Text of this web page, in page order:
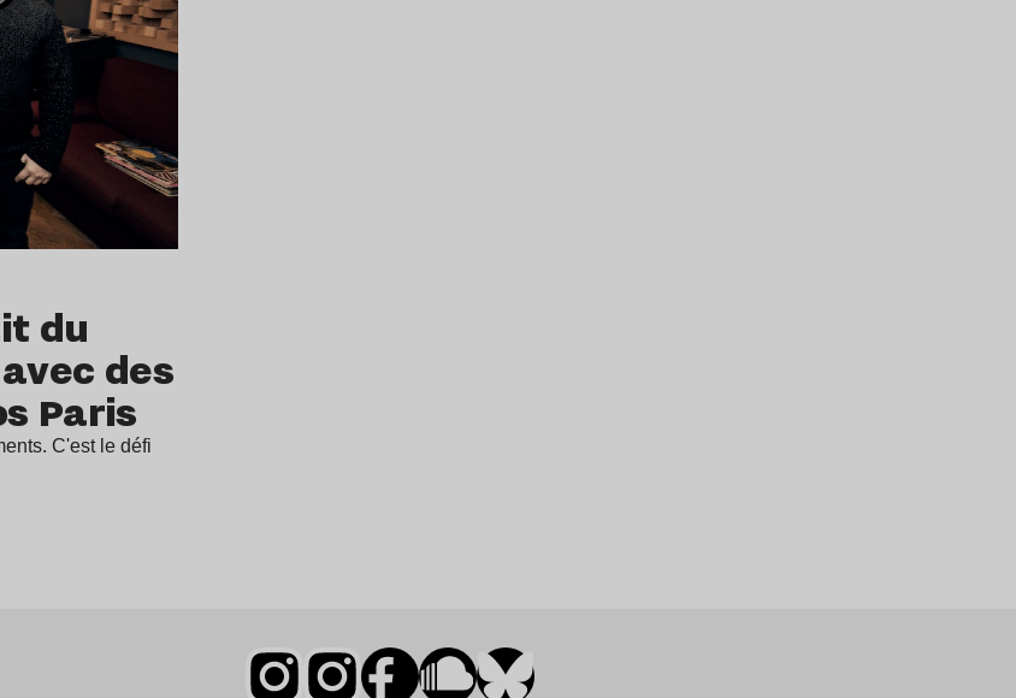
du
des
Paris
C'est le défi